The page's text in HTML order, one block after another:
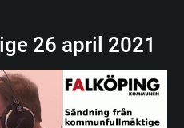
26 april 2021